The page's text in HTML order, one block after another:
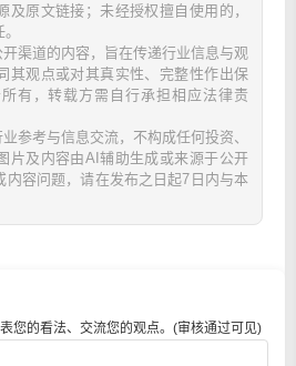
及原文链接；未经授权擅自使用的，
渠道的内容，旨在传递行业信息与观
其观点或对其真实性、完整性作出保
有，转载方需自行承担相应法律责
参考与信息交流，不构成任何投资、
片及内容由AI辅助生成或来源于公开
内容问题，请在发布之日起7日内与本
您的看法、交流您的观点。(审核通过可见)